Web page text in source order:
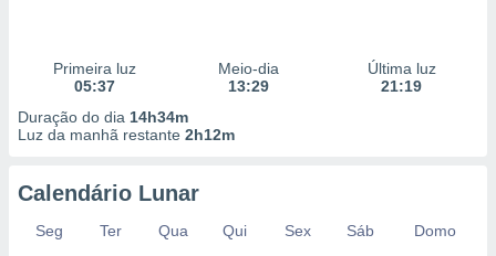
Primeira luz
05:37
Meio-dia
13:29
Última luz
21:19
Duração do dia 14h34m
Luz da manhã restante 2h12m
Calendário Lunar
Seg Ter Qua Qui Sex Sáb
Domo